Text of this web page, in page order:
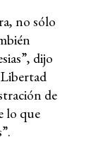
no sólo
dijo
de
lo que